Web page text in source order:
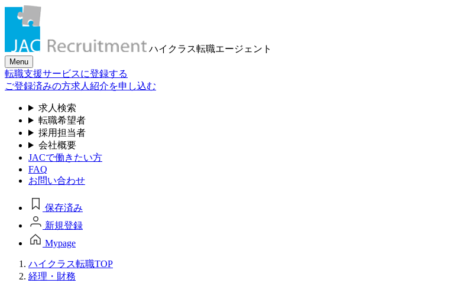
ハイクラス転職エージェント
Menu
転職支援サービスに登録する
ご登録済みの方求人紹介を申し込む
求人検索
転職希望者
採用担当者
会社概要
JACで働きたい方
FAQ
お問い合わせ
保存済み
新規登録
Mypage
ハイクラス転職TOP
経理・財務